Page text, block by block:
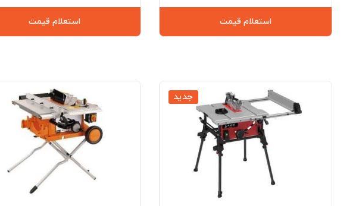
استعلام قیمت استعلام قیمت
جدید